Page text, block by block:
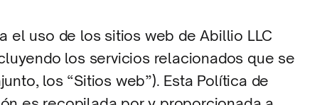
el uso de los sitios web de Abillio LLC
los servicios relacionados que se
los “Sitios web”). Esta Política de